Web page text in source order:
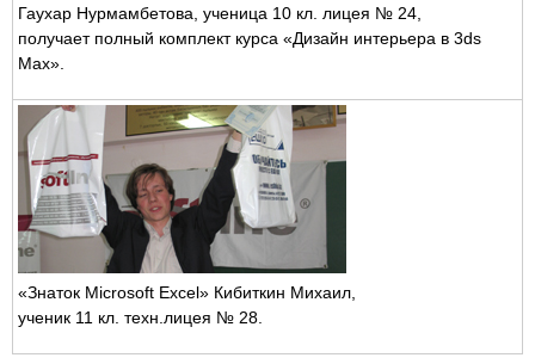
Гаухар Нурмамбетова, ученица 10 кл. лицея № 24,
получает полный комплект курса «Дизайн интерьера в 3ds
Max».
«Знаток Microsoft Excel» Кибиткин Михаил,
ученик 11 кл. техн.лицея № 28.